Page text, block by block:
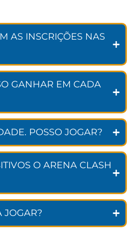
AS INSCRIÇÕES NAS
GANHAR EM CADA
POSSO JOGAR?
O ARENA CLASH
JOGAR?